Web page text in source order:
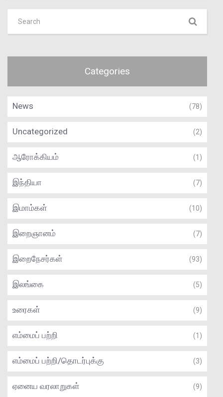
Categories
News (78)
Uncategorized (2)
ஆரோக்கியம் (1)
இந்தியா (7)
இமாம்கள் (10)
இறைஞானம் (7)
இறைநேசர்கள் (93)
இலங்கை (5)
உரைகள் (9)
எம்மைப் பற்றி (1)
எம்மைப் பற்றி/தொடர்புக்கு (3)
ஏனைய வரலாறுகள் (9)